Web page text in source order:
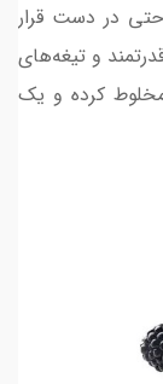
در دست قرار
و تیغه‌های
مخلوط کرده و یک